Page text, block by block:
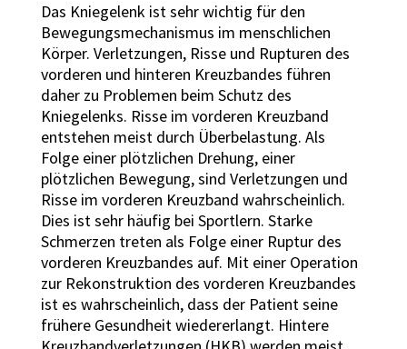
Das Kniegelenk ist sehr wichtig für den
Bewegungsmechanismus im menschlichen
Körper. Verletzungen, Risse und Rupturen des
vorderen und hinteren Kreuzbandes führen
daher zu Problemen beim Schutz des
Kniegelenks. Risse im vorderen Kreuzband
entstehen meist durch Überbelastung. Als
Folge einer plötzlichen Drehung, einer
plötzlichen Bewegung, sind Verletzungen und
Risse im vorderen Kreuzband wahrscheinlich.
Dies ist sehr häufig bei Sportlern. Starke
Schmerzen treten als Folge einer Ruptur des
vorderen Kreuzbandes auf. Mit einer Operation
zur Rekonstruktion des vorderen Kreuzbandes
ist es wahrscheinlich, dass der Patient seine
frühere Gesundheit wiedererlangt. Hintere